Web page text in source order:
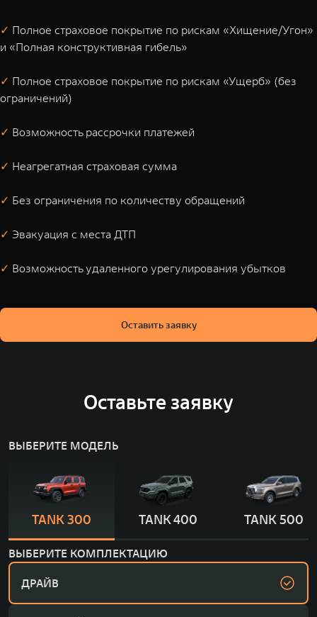
✓ Полное страховое покрытие по рискам «Хищение/Угон»
и «Полная конструктивная гибель»
✓ Полное страховое покрытие по рискам «Ущерб» (без
ограничений)
✓ Возможность рассрочки платежей
✓ Неагрегатная страховая сумма
✓ Без ограничения по количеству обращений
✓ Эвакуация с места ДТП
✓ Возможность удаленного урегулирования убытков
Оставить заявку
Оставьте заявку
ВЫБЕРИТЕ МОДЕЛЬ
TANK 300 TANK 400 TANK 500
ВЫБЕРИТЕ КОМПЛЕКТАЦИЮ
ДРАЙВ